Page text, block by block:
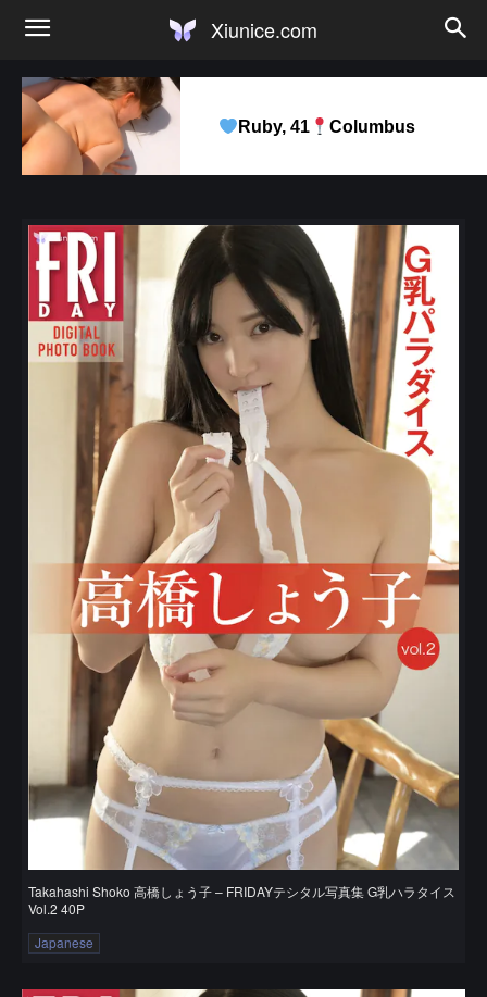
Xiunice.com
Ruby, 41 Columbus
Takahashi Shoko 高橋しょう子 – FRIDAYテシタル写真集 G乳ハラタイス
Vol.2 40P
Japanese